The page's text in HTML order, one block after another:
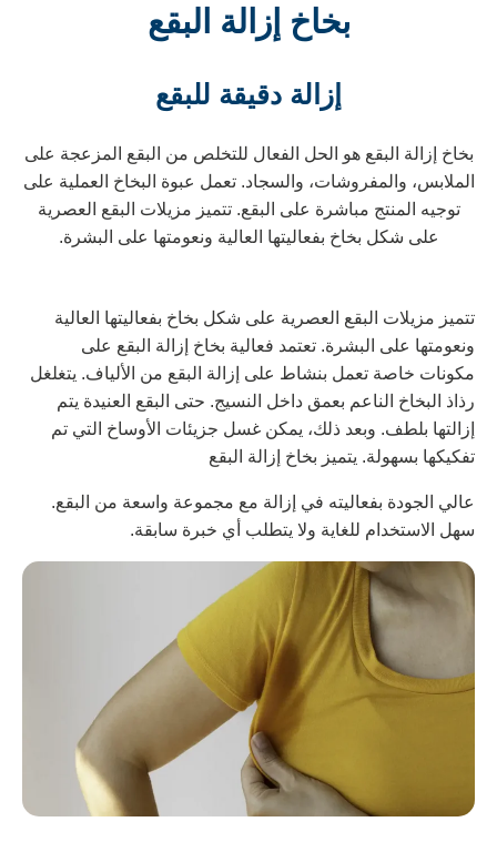
بخاخ إزالة البقع
إزالة دقيقة للبقع
إزالة البقع هو الحل الفعال للتخلص من البقع المزعجة على
والمفروشات، والسجاد. تعمل عبوة البخاخ العملية على
توجيه المنتج مباشرة على البقع. تتميز مزيلات البقع العصرية
على شكل بخاخ بفعاليتها العالية ونعومتها على البشرة.
مزيلات البقع العصرية على شكل بخاخ بفعاليتها العالية
على البشرة. تعتمد فعالية بخاخ إزالة البقع على
خاصة تعمل بنشاط على إزالة البقع من الألياف. يتغلغل
البخاخ الناعم بعمق داخل النسيج. حتى البقع العنيدة يتم
بلطف. وبعد ذلك، يمكن غسل جزيئات الأوساخ التي تم
بسهولة. يتميز بخاخ إزالة البقع
الجودة بفعاليته في إزالة مع مجموعة واسعة من البقع.
الاستخدام للغاية ولا يتطلب أي خبرة سابقة.